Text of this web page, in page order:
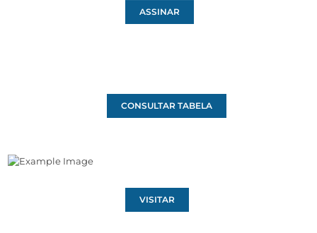
ASSINAR
CONSULTAR TABELA
VISITAR